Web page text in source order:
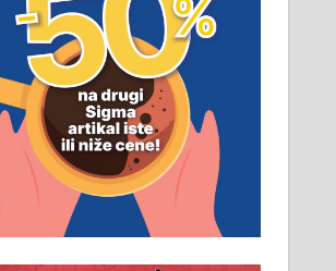
услуге завршних
у грађевини,
и молерских
061/25-28-058
потребан возач са Б
064/02-85-511